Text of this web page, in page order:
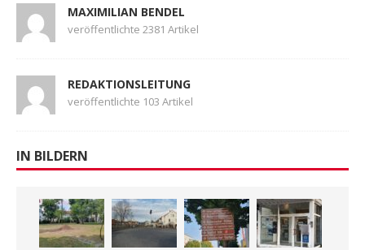
MAXIMILIAN BENDEL
veröffentlichte 2381 Artikel
REDAKTIONSLEITUNG
veröffentlichte 103 Artikel
IN BILDERN